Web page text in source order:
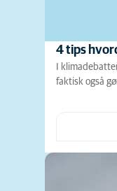
4 tips
I
faktisk også